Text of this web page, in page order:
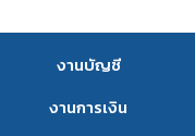
งานบัญชี
งานการเงิน